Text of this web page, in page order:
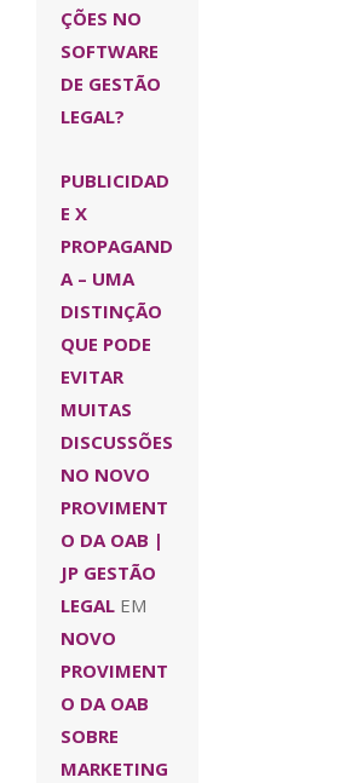
ÇÕES NO
SOFTWARE
DE GESTÃO
LEGAL?
PUBLICIDAD
E X
PROPAGAND
A – UMA
DISTINÇÃO
QUE PODE
EVITAR
MUITAS
DISCUSSÕES
NO NOVO
PROVIMENT
O DA OAB |
JP GESTÃO
LEGAL EM
NOVO
PROVIMENT
O DA OAB
SOBRE
MARKETING